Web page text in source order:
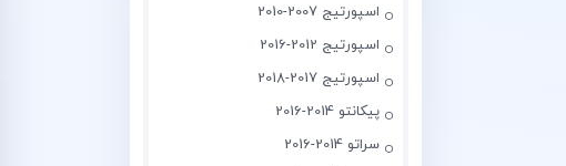
اسپورتیج 2007-2010
اسپورتیج 2012-2016
اسپورتیج 2017-2018
پیکانتو 2014-2016
سراتو 2014-2016